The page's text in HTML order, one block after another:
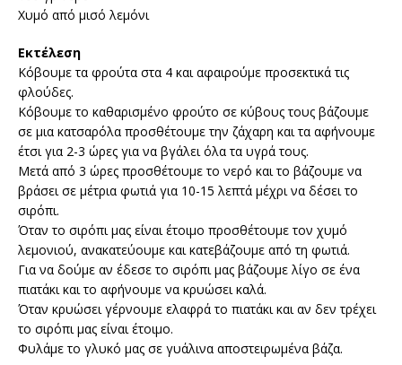
Χυμό από μισό λεμόνι
Εκτέλεση
Κόβουμε τα φρούτα στα 4 και αφαιρούμε προσεκτικά τις
φλούδες.
Κόβουμε το καθαρισμένο φρούτο σε κύβους τους βάζουμε
σε μια κατσαρόλα προσθέτουμε την ζάχαρη και τα αφήνουμε
έτσι για 2-3 ώρες για να βγάλει όλα τα υγρά τους.
Μετά από 3 ώρες προσθέτουμε το νερό και το βάζουμε να
βράσει σε μέτρια φωτιά για 10-15 λεπτά μέχρι να δέσει το
σιρόπι.
Όταν το σιρόπι μας είναι έτοιμο προσθέτουμε τον χυμό
λεμονιού, ανακατεύουμε και κατεβάζουμε από τη φωτιά.
Για να δούμε αν έδεσε το σιρόπι μας βάζουμε λίγο σε ένα
πιατάκι και το αφήνουμε να κρυώσει καλά.
Όταν κρυώσει γέρνουμε ελαφρά το πιατάκι και αν δεν τρέχει
το σιρόπι μας είναι έτοιμο.
Φυλάμε το γλυκό μας σε γυάλινα αποστειρωμένα βάζα.